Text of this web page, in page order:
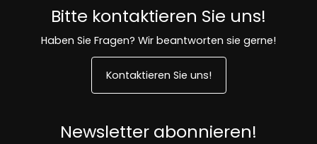
Bitte kontaktieren Sie uns!
Haben Sie Fragen? Wir beantworten sie gerne!
Kontaktieren Sie uns!
Newsletter abonnieren!